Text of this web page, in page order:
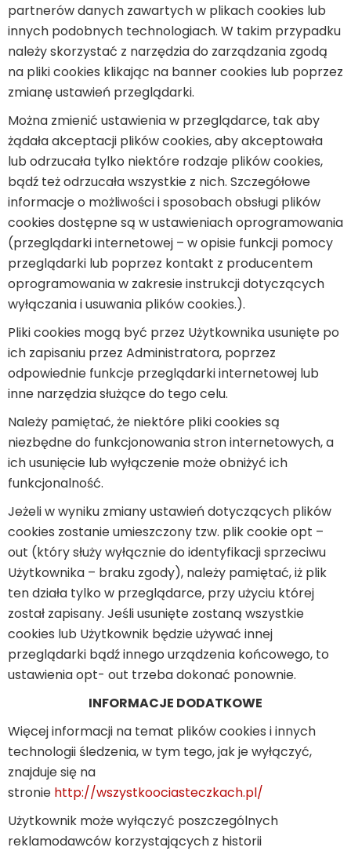
partnerów danych zawartych w plikach cookies lub
innych podobnych technologiach. W takim przypadku
należy skorzystać z narzędzia do zarządzania zgodą
na pliki cookies klikając na banner cookies lub poprzez
zmianę ustawień przeglądarki.
Można zmienić ustawienia w przeglądarce, tak aby
żądała akceptacji plików cookies, aby akceptowała
lub odrzucała tylko niektóre rodzaje plików cookies,
bądź też odrzucała wszystkie z nich. Szczegółowe
informacje o możliwości i sposobach obsługi plików
cookies dostępne są w ustawieniach oprogramowania
(przeglądarki internetowej – w opisie funkcji pomocy
przeglądarki lub poprzez kontakt z producentem
oprogramowania w zakresie instrukcji dotyczących
wyłączania i usuwania plików cookies.).
Pliki cookies mogą być przez Użytkownika usunięte po
ich zapisaniu przez Administratora, poprzez
odpowiednie funkcje przeglądarki internetowej lub
inne narzędzia służące do tego celu.
Należy pamiętać, że niektóre pliki cookies są
niezbędne do funkcjonowania stron internetowych, a
ich usunięcie lub wyłączenie może obniżyć ich
funkcjonalność.
Jeżeli w wyniku zmiany ustawień dotyczących plików
cookies zostanie umieszczony tzw. plik cookie opt –
out (który służy wyłącznie do identyfikacji sprzeciwu
Użytkownika – braku zgody), należy pamiętać, iż plik
ten działa tylko w przeglądarce, przy użyciu której
został zapisany. Jeśli usunięte zostaną wszystkie
cookies lub Użytkownik będzie używać innej
przeglądarki bądź innego urządzenia końcowego, to
ustawienia opt- out trzeba dokonać ponownie.
INFORMACJE DODATKOWE
Więcej informacji na temat plików cookies i innych
technologii śledzenia, w tym tego, jak je wyłączyć,
znajduje się na
stronie http://wszystkoociasteczkach.pl/
Użytkownik może wyłączyć poszczególnych
reklamodawców korzystających z historii